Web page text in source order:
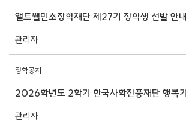
앨트웰민초장학재단 제27기 장학생 선발 안내
관리자
장학공지
관리자